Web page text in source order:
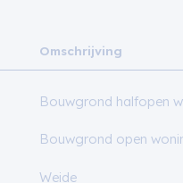
Omschrijving
Bouwgrond halfopen
Bouwgrond open
Weide